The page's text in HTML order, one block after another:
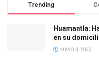
Trending
Huamantla:
en su
MAYO 3, 2023